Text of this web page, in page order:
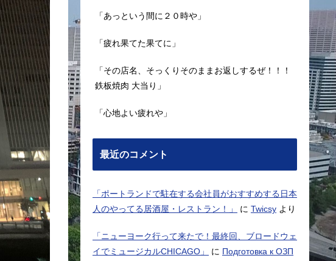
「あっという間に２０時や」
「疲れ果てた果てに」
「その店名、そっくりそのままお返しするぜ！！！
鉄板焼肉 大当り」
「心地よい疲れや」
最近のコメント
「ポートランドで駐在する会社員がおすすめする日本
人のやってる居酒屋・レストラン！」
に Twicsy より
「ニューヨーク行って来たで！最終回、ブロードウェ
イでミュージカルCHICAGO」
に Подготовка к ОЗП